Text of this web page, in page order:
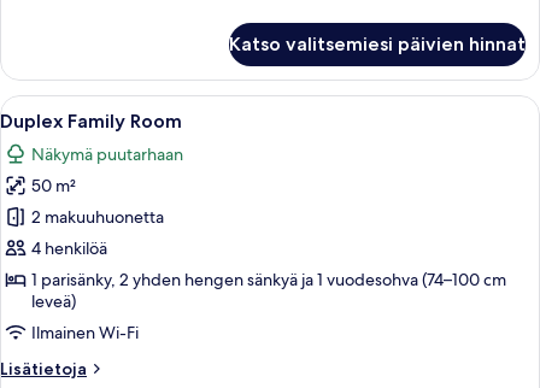
Side
Sea
View
Katso valitsemiesi päivien hinnat
Avaa
kaikki
huonetyypin
Duplex
Family
Room
kuvat
Moderni hotellihuone, jossa on
7
Duplex Family Room
Näkymä puutarhaan
50 m²
2 makuuhuonetta
4 henkilöä
1 parisänky, 2 yhden hengen sänkyä ja 1 vuodesohva (74–100 cm
leveä)
Ilmainen Wi-Fi
Lisätietoja
Lisätietoja